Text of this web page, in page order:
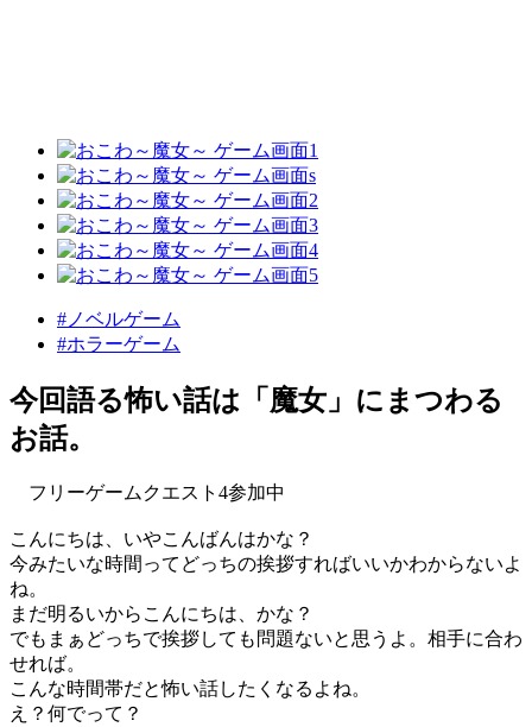
#ノベルゲーム
#ホラーゲーム
今回語る怖い話は「魔女」にまつわる
お話。
フリーゲームクエスト4参加中
こんにちは、いやこんばんはかな？
今みたいな時間ってどっちの挨拶すればいいかわからないよ
ね。
まだ明るいからこんにちは、かな？
でもまぁどっちで挨拶しても問題ないと思うよ。相手に合わ
せれば。
こんな時間帯だと怖い話したくなるよね。
え？何でって？